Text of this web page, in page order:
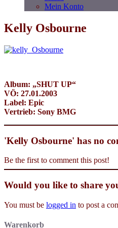
Mein Konto
Kelly Osbourne
Album: „SHUT UP“
VÖ: 27.01.2003
Label: Epic
Vertrieb: Sony BMG
'Kelly Osbourne' has no
Be the first to comment this post!
Would you like to share
You must be logged in to post a
Warenkorb